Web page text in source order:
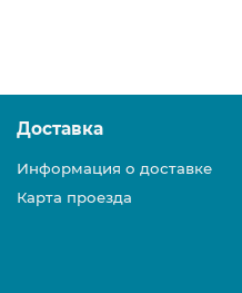
Доставка
Информация о доставке
Карта проезда